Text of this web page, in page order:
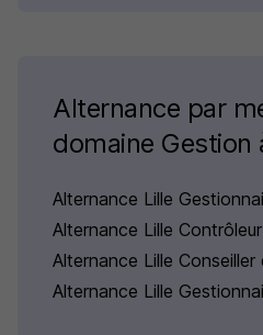
Alternance par
domaine Gestion
Alternance Lille
Alternance Lille
Alternance Lille Conseiller
Alternance Lille